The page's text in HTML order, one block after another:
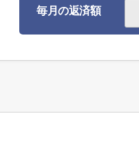
毎月の返済額